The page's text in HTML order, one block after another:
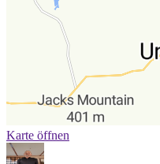
Karte öffnen